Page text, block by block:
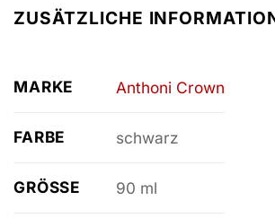
ZUSÄTZLICHE
MARKE Anthoni Crown
FARBE schwarz
GRÖSSE 90 ml